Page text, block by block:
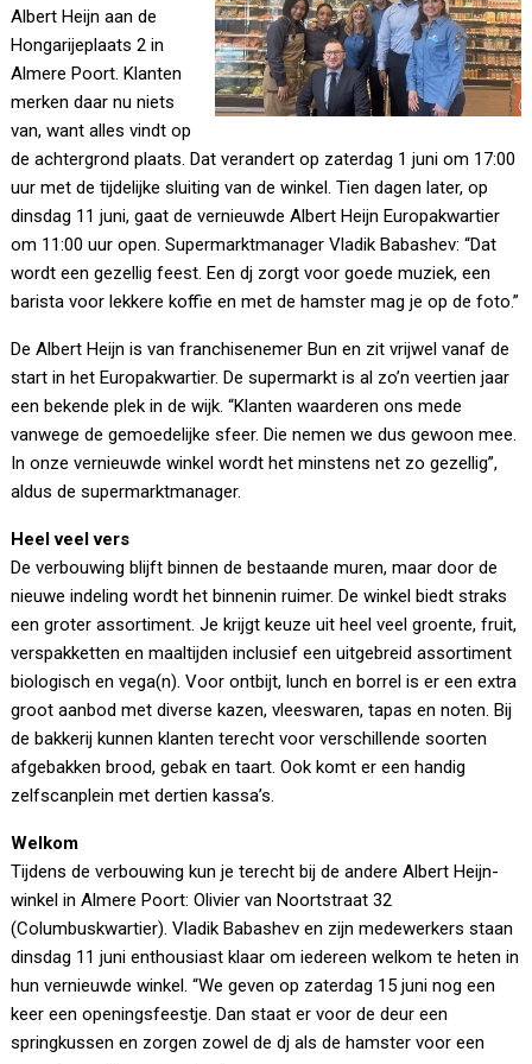
Albert Heijn aan de
Hongarijeplaats 2 in
Almere Poort. Klanten
merken daar nu niets
van, want alles vindt op
de achtergrond plaats. Dat verandert op zaterdag 1 juni om 17:00
uur met de tijdelijke sluiting van de winkel. Tien dagen later, op
dinsdag 11 juni, gaat de vernieuwde Albert Heijn Europakwartier
om 11:00 uur open. Supermarktmanager Vladik Babashev: “Dat
wordt een gezellig feest. Een dj zorgt voor goede muziek, een
barista voor lekkere koffie en met de hamster mag je op de foto.”
De Albert Heijn is van franchisenemer Bun en zit vrijwel vanaf de
start in het Europakwartier. De supermarkt is al zo’n veertien jaar
een bekende plek in de wijk. “Klanten waarderen ons mede
vanwege de gemoedelijke sfeer. Die nemen we dus gewoon mee.
In onze vernieuwde winkel wordt het minstens net zo gezellig”,
aldus de supermarktmanager.
Heel veel vers
De verbouwing blijft binnen de bestaande muren, maar door de
nieuwe indeling wordt het binnenin ruimer. De winkel biedt straks
een groter assortiment. Je krijgt keuze uit heel veel groente, fruit,
verspakketten en maaltijden inclusief een uitgebreid assortiment
biologisch en vega(n). Voor ontbijt, lunch en borrel is er een extra
groot aanbod met diverse kazen, vleeswaren, tapas en noten. Bij
de bakkerij kunnen klanten terecht voor verschillende soorten
afgebakken brood, gebak en taart. Ook komt er een handig
zelfscanplein met dertien kassa’s.
Welkom
Tijdens de verbouwing kun je terecht bij de andere Albert Heijn-
winkel in Almere Poort: Olivier van Noortstraat 32
(Columbuskwartier). Vladik Babashev en zijn medewerkers staan
dinsdag 11 juni enthousiast klaar om iedereen welkom te heten in
hun vernieuwde winkel. “We geven op zaterdag 15 juni nog een
keer een openingsfeestje. Dan staat er voor de deur een
springkussen en zorgen zowel de dj als de hamster voor een